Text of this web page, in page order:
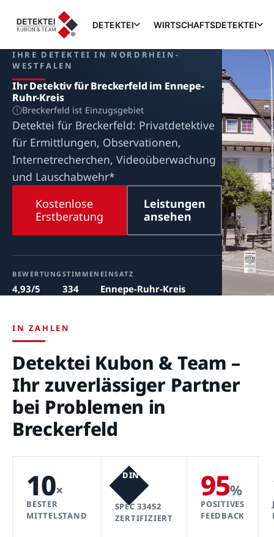
DETEKTEI WIRTSCHAFTSDETEKTEI
IHRE DETEKTEI IN NORDRHEIN-
WESTFALEN
Ihr Detektiv für Breckerfeld im Ennepe-
Ruhr-Kreis
Breckerfeld ist Einzugsgebiet
Detektei für Breckerfeld: Privatdetektive
für Ermittlungen, Observationen,
Internetrecherchen, Videoüberwachung
und Lauschabwehr*
Kostenlose
Erstberatung
Leistungen
ansehen
BEWERTUNG
4,93/5
STIMMEN
334
EINSATZ
Ennepe-Ruhr-Kreis
IN ZAHLEN
Detektei Kubon & Team –
Ihr zuverlässiger Partner
bei Problemen in
Breckerfeld
10×
BESTER
MITTELSTAND
DIN
SPEC 33452
ZERTIFIZIERT
95%
POSITIVES
FEEDBACK